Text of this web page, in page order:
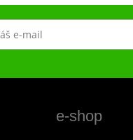
e-shop